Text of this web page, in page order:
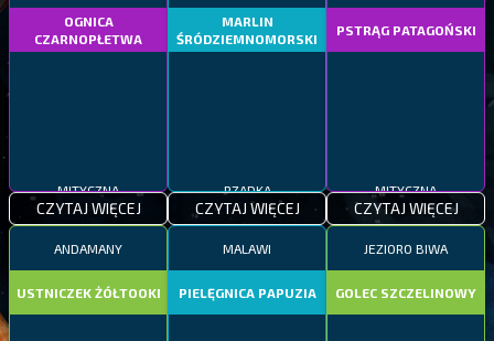
OGNICA
CZARNOPŁETWA
MITYCZNA
CZYTAJ WIĘCEJ
MARLIN
ŚRÓDZIEMNOMORSKI
RZADKA
CZYTAJ WIĘCEJ
PSTRĄG PATAGOŃSKI
MITYCZNA
CZYTAJ WIĘCEJ
ANDAMANY
USTNICZEK ŻÓŁTOOKI
MALAWI
PIELĘGNICA PAPUZIA
JEZIORO BIWA
GOLEC SZCZELINOWY